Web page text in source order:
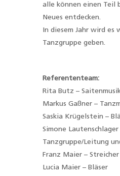
alle können einen Teil
Neues entdecken.
In diesem Jahr wird es
Tanzgruppe geben.
Referententeam:
Rita Butz –
Markus Gaßner –
Saskia Krügelstein –
Simone Lautenschlager
Tanzgruppe/Leitung
Franz Maier – Streicher
Lucia Maier – Bläser